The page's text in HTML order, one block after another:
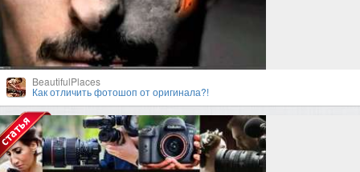
BeautifulPlaces
Как отличить фотошоп от оригинала?!